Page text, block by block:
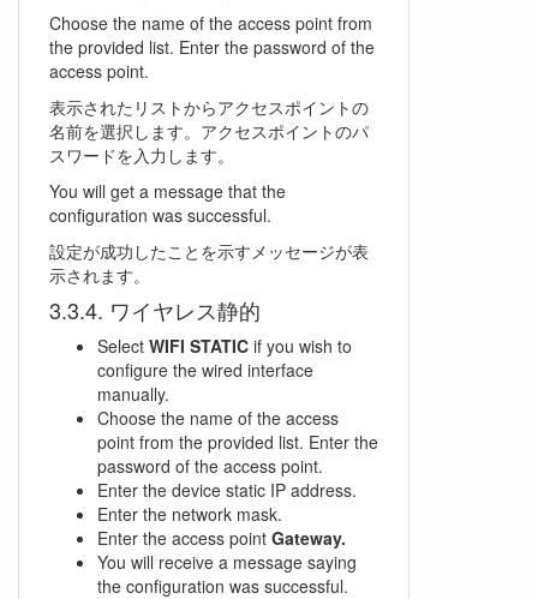
Choose the name of the access point from
the provided list. Enter the password of the
access point.
表示されたリストからアクセスポイントの
名前を選択します。アクセスポイントのパ
スワードを入力します。
You will get a message that the
configuration was successful.
設定が成功したことを示すメッセージが表
示されます。
ワイヤレス静的
Select WIFI STATIC if you wish to
configure the wired interface
manually.
Choose the name of the access
point from the provided list. Enter the
password of the access point.
Enter the device static IP address.
Enter the network mask.
Enter the access point Gateway.
You will receive a message saying
the configuration was successful.